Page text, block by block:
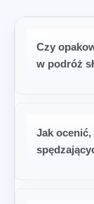
Czy
w podróż
Jak ocenić,